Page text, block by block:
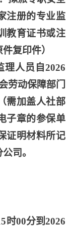
注册的专业监
教育证书或注
复印件）
理人员自2026
劳动保障部门
需加盖人社部
子章的参保单
证明材料所记
司。
时00分到2026